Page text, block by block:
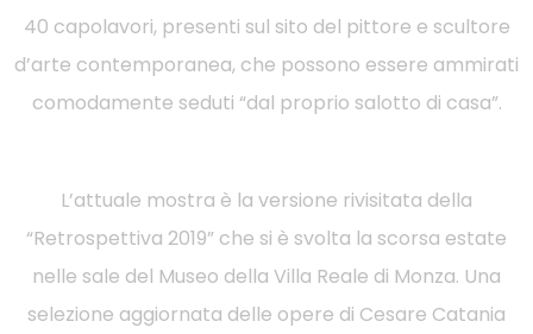
40 capolavori, presenti sul sito del pittore e scultore
d’arte contemporanea, che possono essere ammirati
comodamente seduti “dal proprio salotto di casa”.
L’attuale mostra è la versione rivisitata della
“Retrospettiva 2019” che si è svolta la scorsa estate
nelle sale del Museo della Villa Reale di Monza. Una
selezione aggiornata delle opere di Cesare Catania